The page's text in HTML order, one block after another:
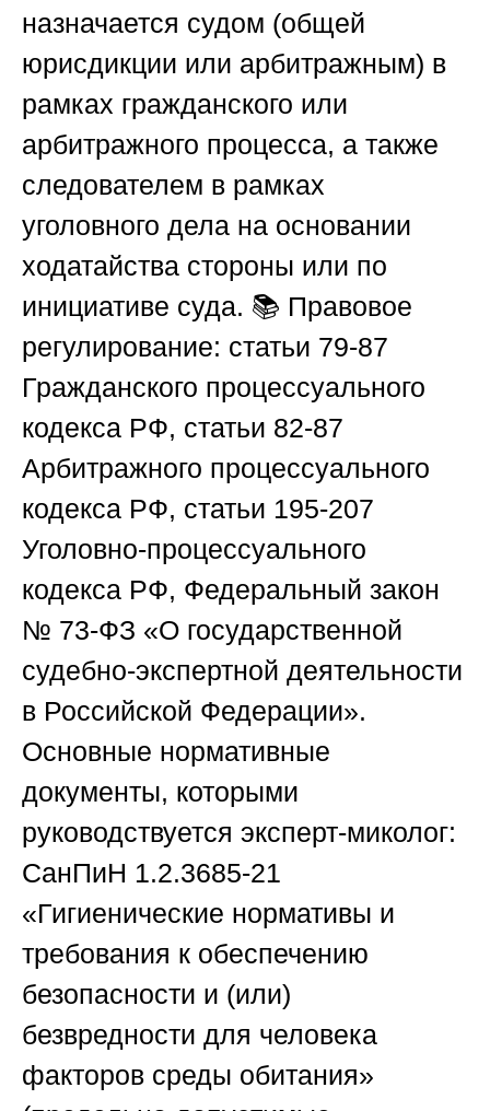
назначается судом (общей
юрисдикции или арбитражным) в
рамках гражданского или
арбитражного процесса, а также
следователем в рамках
уголовного дела на основании
ходатайства стороны или по
инициативе суда. 📚 Правовое
регулирование: статьи 79-87
Гражданского процессуального
кодекса РФ, статьи 82-87
Арбитражного процессуального
кодекса РФ, статьи 195-207
Уголовно-процессуального
кодекса РФ, Федеральный закон
№ 73-ФЗ «О государственной
судебно-экспертной деятельности
в Российской Федерации».
Основные нормативные
документы, которыми
руководствуется эксперт-миколог:
СанПиН 1.2.3685-21
«Гигиенические нормативы и
требования к обеспечению
безопасности и (или)
безвредности для человека
факторов среды обитания»